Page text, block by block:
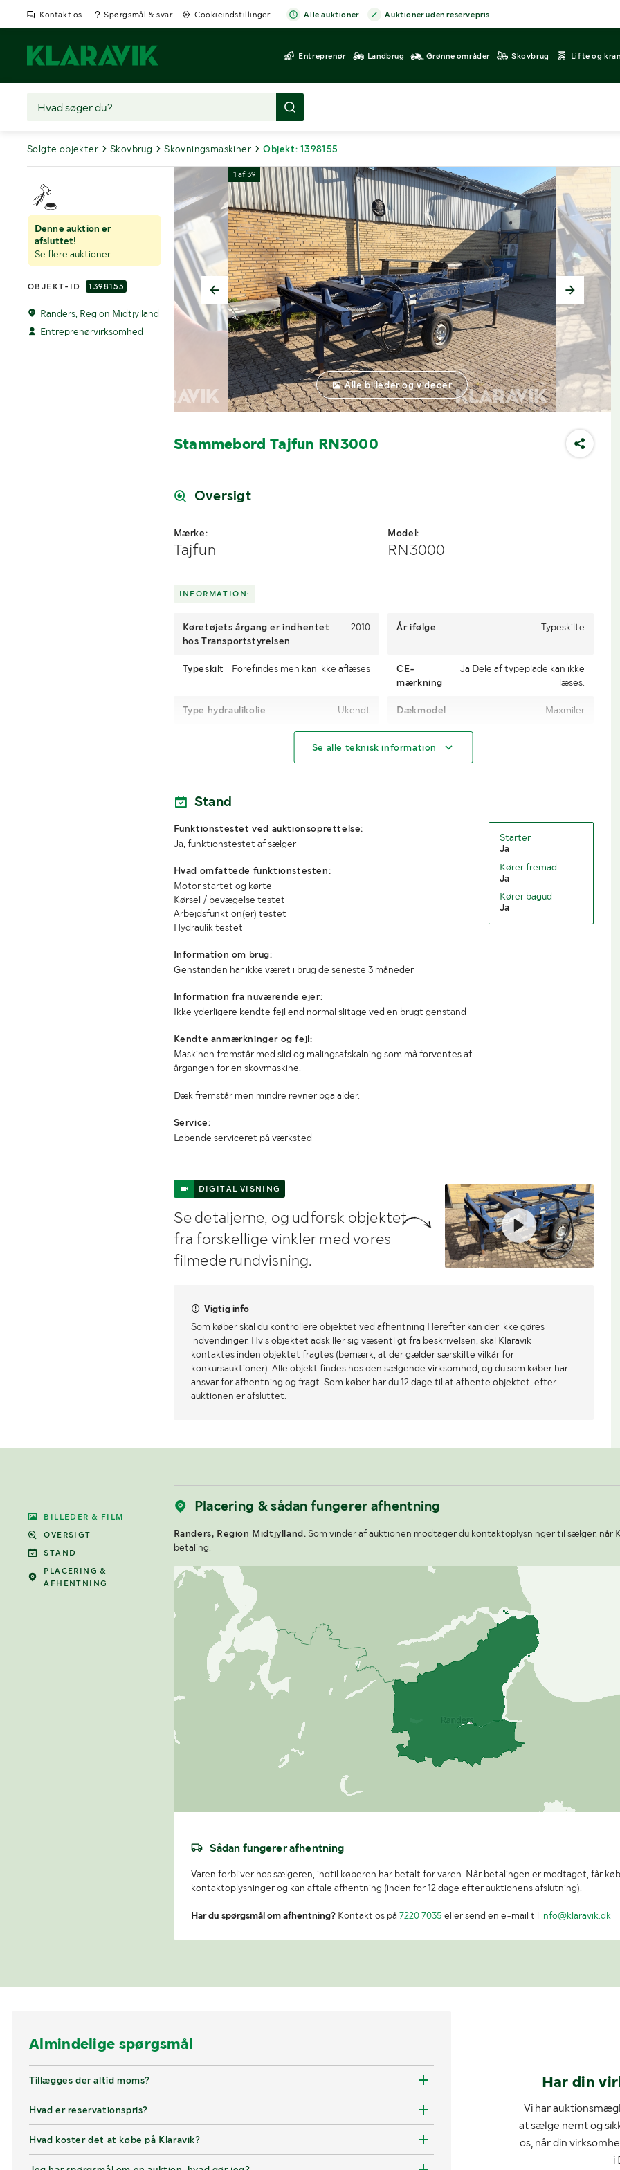
Kontakt os Spørgsmål & svar Cookieindstillinger Alle auktioner Auktioner uden reservepris
Entreprenør Landbrug Grønne områder Skovbrug Lifte og
Solgte objekter Skovbrug Skovningsmaskiner Objekt: 1398155
Denne auktion er
afsluttet!
Se flere auktioner
OBJEKT-ID: 1398155
Randers, Region Midtjylland
Entreprenørvirksomhed
BILLEDER & FILM
OVERSIGT
STAND
PLACERING &
AFHENTNING
1 af39
Alle billeder og videoer
Stammebord Tajfun RN3000
Oversigt
Mærke:
Tajfun
Model:
RN3000
INFORMATION:
Køretøjets årgang er indhentet
hos Transportstyrelsen
2010 År ifølge Typeskilte
Typeskilt Forefindes men kan ikke aflæses
CE-
mærkning
Ja Dele af typeplade kan ikke
læses.
Type hydraulikolie Ukendt Dækmodel Maxmiler
Længde (mm)
MÅL OG VÆGT :
Bredde (mm)
Se alle teknisk information
Stand
Funktionstestet ved auktionsoprettelse:
Ja, funktionstestet af sælger
Hvad omfattede funktionstesten:
Motor startet og kørte
Kørsel / bevægelse testet
Arbejdsfunktion(er) testet
Hydraulik testet
Information om brug:
Genstanden har ikke været i brug de seneste 3 måneder
Information fra nuværende ejer:
Ikke yderligere kendte fejl end normal slitage ved en brugt genstand
Kendte anmærkninger og fejl:
Maskinen fremstår med slid og malingsafskalning som må forventes af
årgangen for en skovmaskine.
Dæk fremstår men mindre revner pga alder.
Service:
Løbende serviceret på værksted
Starter
Ja
Kører fremad
Ja
Kører bagud
Ja
DIGITAL VISNING
Se detaljerne, og udforsk objektet
fra forskellige vinkler med vores
filmede rundvisning.
Vigtig info
Som køber skal du kontrollere objektet ved afhentning Herefter kan der ikke gøres
indvendinger. Hvis objektet adskiller sig væsentligt fra beskrivelsen, skal Klaravik
kontaktes inden objektet fragtes (bemærk, at der gælder særskilte vilkår for
konkursauktioner). Alle objekt findes hos den sælgende virksomhed, og du som køber har
ansvar for afhentning og fragt. Som køber har du 12 dage til at afhente objektet, efter
auktionen er afsluttet.
Placering & sådan fungerer afhentning
Randers, Region Midtjylland.Som vinder af auktionen modtager du kontaktoplysninger til sælger, når
betaling.
Sådan fungerer afhentning
Varen forbliver hos sælgeren, indtil køberen har betalt for varen. Når betalingen er modtaget, får
kontaktoplysninger og kan aftale afhentning (inden for 12 dage efter auktionens afslutning).
Har du spørgsmål om afhentning?Kontakt os på 7220 7035 eller send en e-mail til info@klaravik.dk
Almindelige spørgsmål
Tillægges der altid moms?
Hvad er reservationspris?
Hvad koster det at købe på Klaravik?
Har din
Vi har
at sælge nemt og
os, når din
i